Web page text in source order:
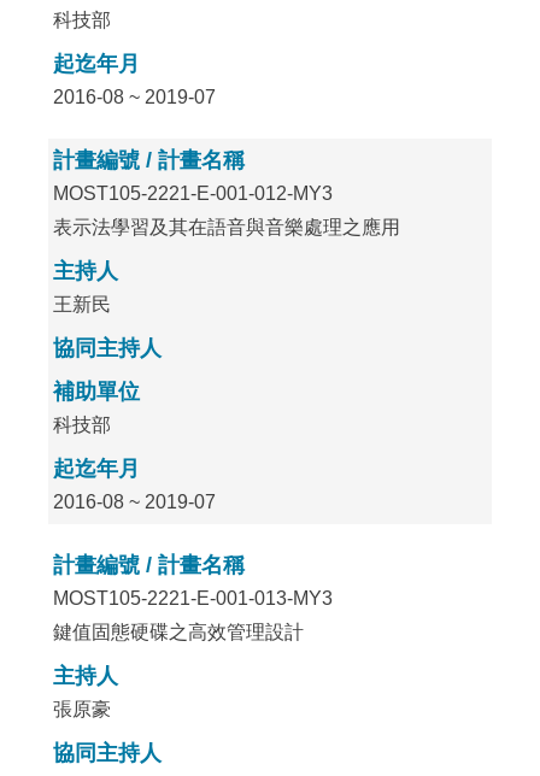
科技部
起迄年月
2016-08 ~ 2019-07
計畫編號 / 計畫名稱
MOST105-2221-E-001-012-MY3
表示法學習及其在語音與音樂處理之應用
主持人
王新民
協同主持人
補助單位
科技部
起迄年月
2016-08 ~ 2019-07
計畫編號 / 計畫名稱
MOST105-2221-E-001-013-MY3
鍵值固態硬碟之高效管理設計
主持人
張原豪
協同主持人